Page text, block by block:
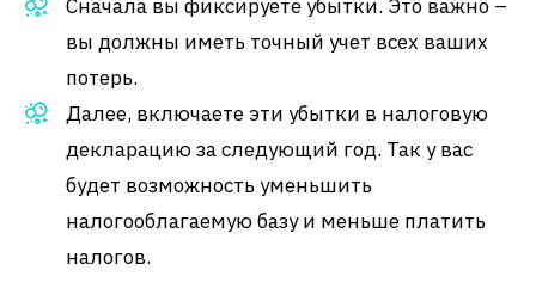
Сначала вы фиксируете убытки. Это важно –
вы должны иметь точный учет всех ваших
потерь.
Далее, включаете эти убытки в налоговую
декларацию за следующий год. Так у вас
будет возможность уменьшить
налогооблагаемую базу и меньше платить
налогов.